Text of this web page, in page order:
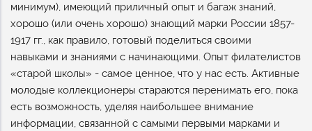
минимум), имеющий приличный опыт и багаж знаний,
хорошо (или очень хорошо) знающий марки России 1857-
1917 гг., как правило, готовый поделиться своими
навыками и знаниями с начинающими. Опыт филателистов
«старой школы» - самое ценное, что у нас есть. Активные
молодые коллекционеры стараются перенимать его, пока
есть возможность, уделяя наибольшее внимание
информации, связанной с самыми первыми марками и